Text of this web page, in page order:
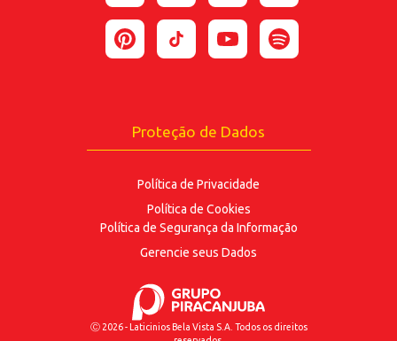
fornecidos para as finalidadesaqui descritas.
ENVIAR
Proteção de Dados
Política de Privacidade
Política de Cookies
Política de Segurança da Informação
Gerencie seus Dados
Ⓒ 2026 - Laticinios Bela Vista S.A. Todos os direitos